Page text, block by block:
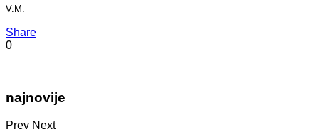
V.M.
Share
0
najnovije
Prev Next